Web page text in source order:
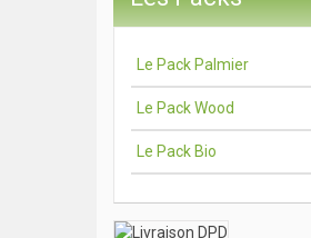
Le Pack Palmier
Le Pack Wood
Le Pack Bio